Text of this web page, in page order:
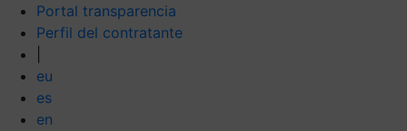
Portal transparencia
Perfil del contratante
eu
es
en